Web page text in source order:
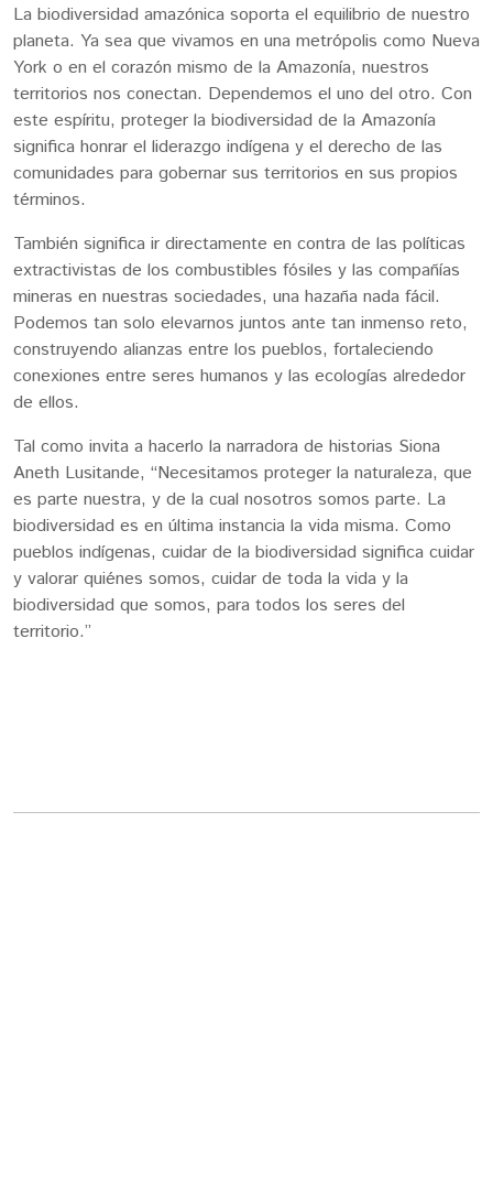
La biodiversidad amazónica soporta el equilibrio de nuestro
planeta. Ya sea que vivamos en una metrópolis como Nueva
York o en el corazón mismo de la Amazonía, nuestros
territorios nos conectan. Dependemos el uno del otro. Con
este espíritu, proteger la biodiversidad de la Amazonía
significa honrar el liderazgo indígena y el derecho de las
comunidades para gobernar sus territorios en sus propios
términos.
También significa ir directamente en contra de las políticas
extractivistas de los combustibles fósiles y las compañías
mineras en nuestras sociedades, una hazaña nada fácil.
Podemos tan solo elevarnos juntos ante tan inmenso reto,
construyendo alianzas entre los pueblos, fortaleciendo
conexiones entre seres humanos y las ecologías alrededor
de ellos.
Tal como invita a hacerlo la narradora de historias Siona
Aneth Lusitande, “Necesitamos proteger la naturaleza, que
es parte nuestra, y de la cual nosotros somos parte. La
biodiversidad es en última instancia la vida misma. Como
pueblos indígenas, cuidar de la biodiversidad significa cuidar
y valorar quiénes somos, cuidar de toda la vida y la
biodiversidad que somos, para todos los seres del
territorio.”